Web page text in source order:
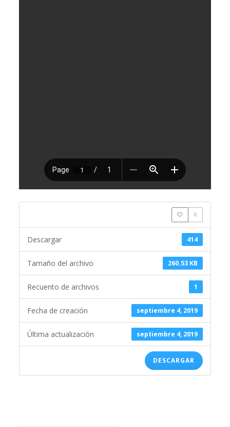
0
414
Descargar
260.53 KB
Tamaño del archivo
1
Recuento de archivos
septiembre 4, 2019
Fecha de creación
septiembre 4, 2019
Última actualización
DESCARGAR